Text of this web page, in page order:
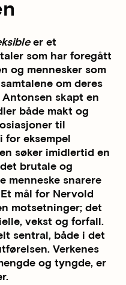
er et
som har foregått
og mennesker som
om deres
skapt en
både makt og
til
for eksempel
søker imidlertid en
brutale og
menneske snarere
mål for Nervold
motsetninger; det
vekst og forfall.
sentral, både i det
Verkenes
og tyngde, er